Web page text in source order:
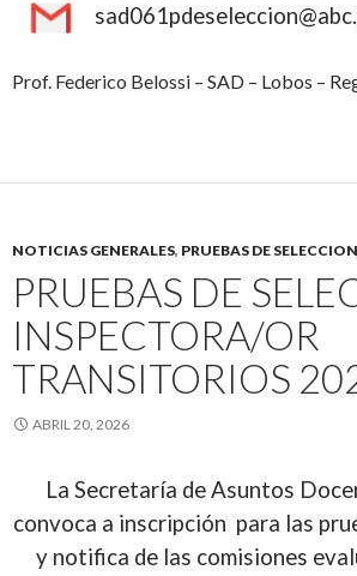
Prof. Federico Belossi – SAD – Lobos –
NOTICIAS GENERALES, PRUEBAS DE
PRUEBAS DE
INSPECTORA/OR
TRANSITORIOS
ABRIL 20, 2026
La Secretaría de Asuntos
convoca a inscripción para las
y notifica de las comisiones